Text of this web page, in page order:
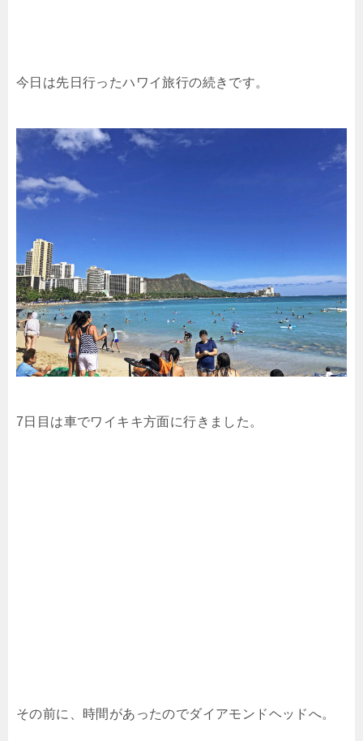
今日は先日行ったハワイ旅行の続きです。
7日目は車でワイキキ方面に行きました。
その前に、時間があったのでダイアモンドヘッドへ。